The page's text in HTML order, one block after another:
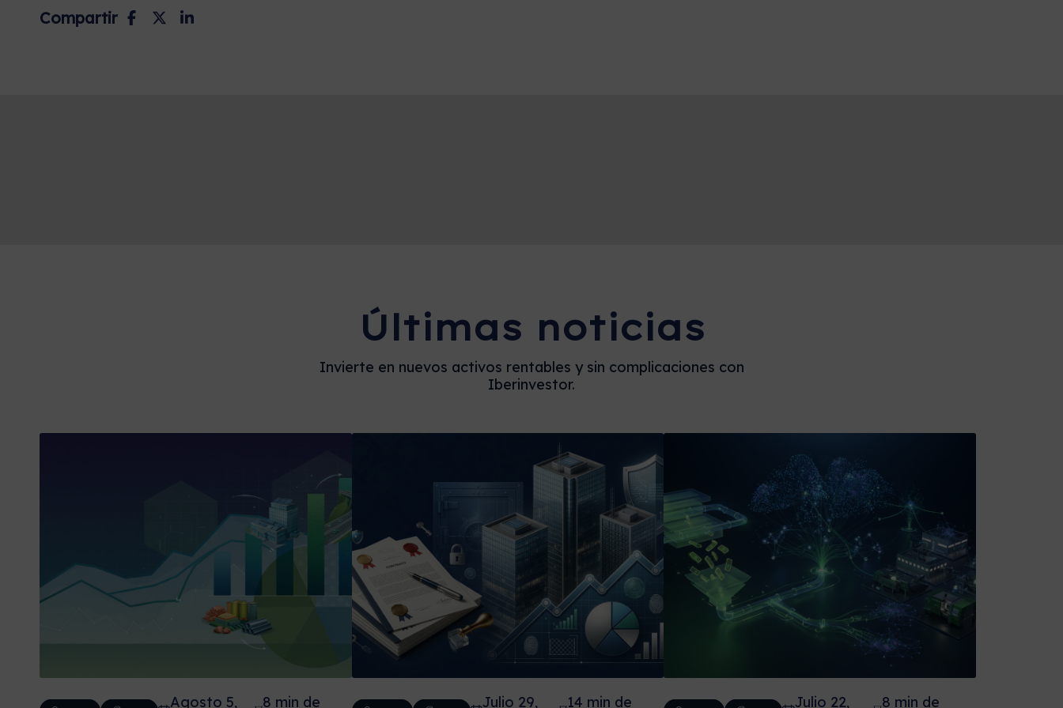
Compartir
Últimas noticias
Invierte en nuevos activos rentables y sin complicaciones con
Iberinvestor.
Agosto 5, 8 min de Julio 29, 14 min de Julio 22, 8 min de